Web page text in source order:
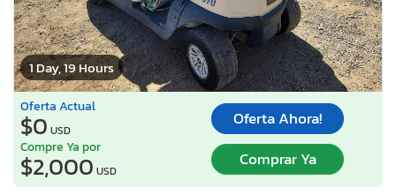
1 Day, 19 Hours
Oferta Actual
$0 USD
Oferta Ahora!
Compre Ya por
$2,000 USD
Comprar Ya